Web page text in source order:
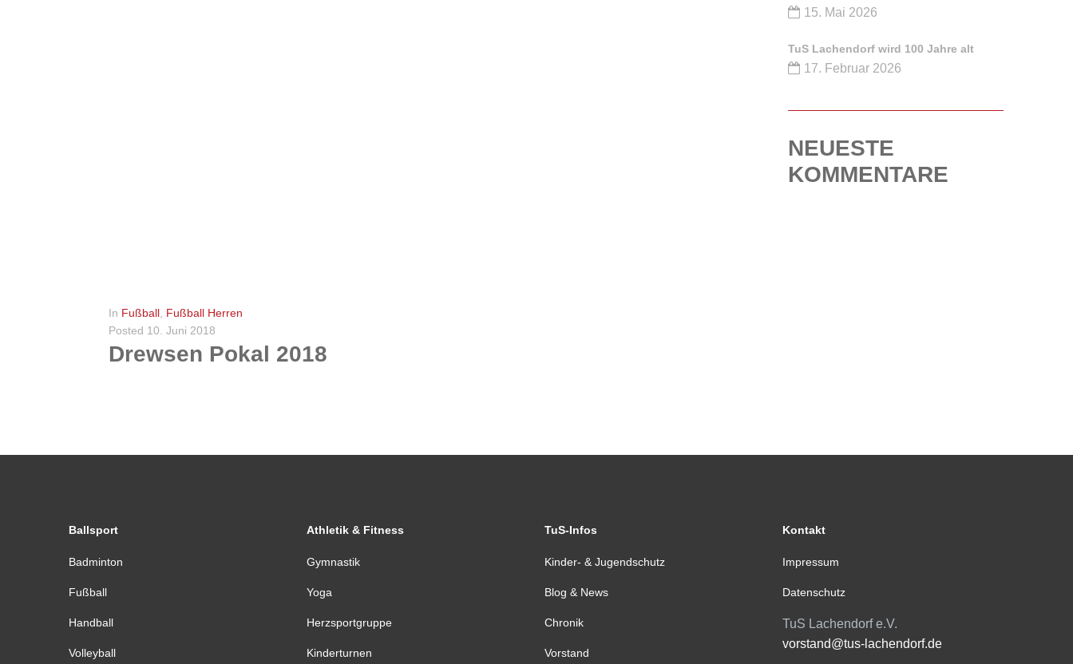
In Fußball Fußball Herren
Posted 10. Juni 2018
Drewsen Pokal 2018
15. Mai 2026
TuS Lachendorf wird 100 Jahre alt
17. Februar 2026
NEUESTE
KOMMENTARE
Ballsport
Badminton
Fußball
Handball
Volleyball
Athletik & Fitness
Gymnastik
Yoga
Herzsportgruppe
Kinderturnen
TuS-Infos
Kinder- & Jugendschutz
Blog & News
Chronik
Vorstand
Kontakt
Impressum
Datenschutz
TuS Lachendorf e.V.
vorstand@tus-lachendorf.de